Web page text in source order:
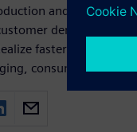
and quality
demand,
faster time-to-
consumer-driven